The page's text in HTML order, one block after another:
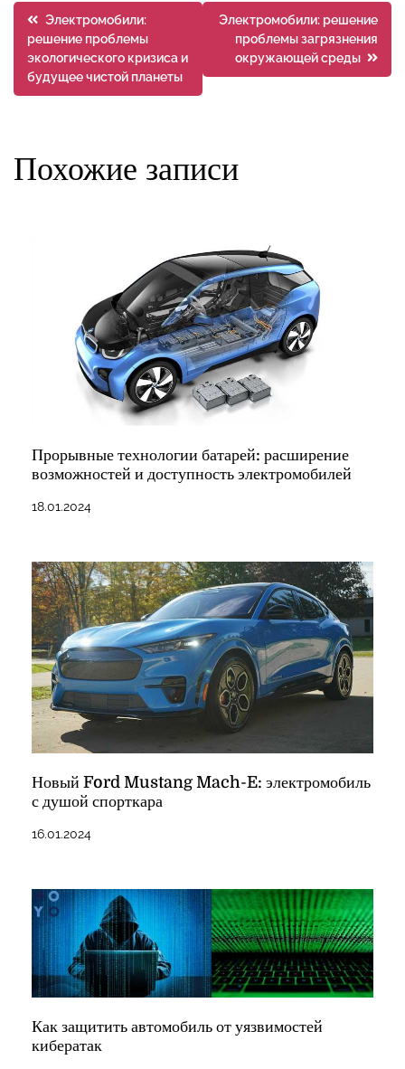
Навигация
по
записям
Электромобили:
решение проблемы
экологического кризиса и
будущее чистой планеты
Электромобили: решение
проблемы загрязнения
окружающей среды
Похожие записи
Прорывные технологии батарей: расширение
возможностей и доступность электромобилей
18.01.2024
Новый Ford Mustang Mach-E: электромобиль
с душой спорткара
16.01.2024
Как защитить автомобиль от уязвимостей
кибератак